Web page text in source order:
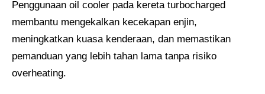
Penggunaan oil cooler pada kereta turbocharged
membantu mengekalkan kecekapan enjin,
meningkatkan kuasa kenderaan, dan memastikan
pemanduan yang lebih tahan lama tanpa risiko
overheating.